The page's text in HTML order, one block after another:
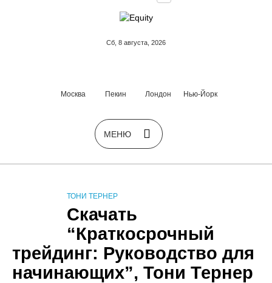
Сб, 8 августа, 2026
Москва Пекин Лондон Нью-Йорк
ТОНИ ТЕРНЕР
Скачать
“Краткосрочный
трейдинг: Руководство для
начинающих”, Тони Тернер